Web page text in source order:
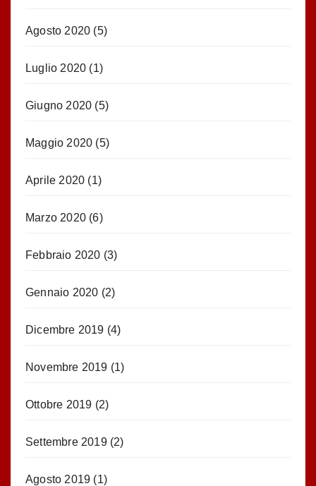
Agosto 2020 (5)
Luglio 2020 (1)
Giugno 2020 (5)
Maggio 2020 (5)
Aprile 2020 (1)
Marzo 2020 (6)
Febbraio 2020 (3)
Gennaio 2020 (2)
Dicembre 2019 (4)
Novembre 2019 (1)
Ottobre 2019 (2)
Settembre 2019(2)
Agosto 2019 (1)